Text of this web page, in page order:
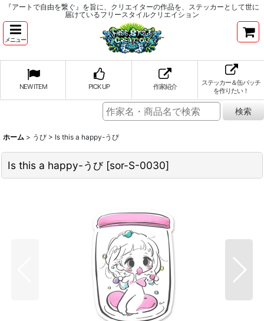
『アートで自由を繋ぐ』を旨に、クリエイターの作品を、ステッカーとして世に
届けているフリースタイルクリエイション
メニュー
NEW ITEM PICK UP 作家紹介
ステッカー＆缶バッチ
を作りたい！
ホーム > うび > Is this a happy-うび
Is this a happy-うび [sor-S-0030]